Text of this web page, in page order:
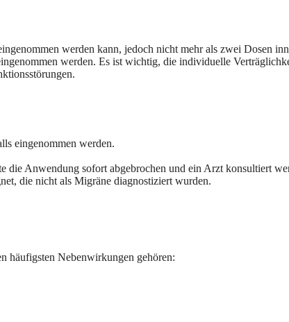
werden kann, jedoch nicht mehr als zwei Dosen
werden. Es ist wichtig, die individuelle
eingenommen werden.
Anwendung sofort abgebrochen und ein Arzt konsultiert
die nicht als Migräne diagnostiziert wurden.
häufigsten Nebenwirkungen gehören: